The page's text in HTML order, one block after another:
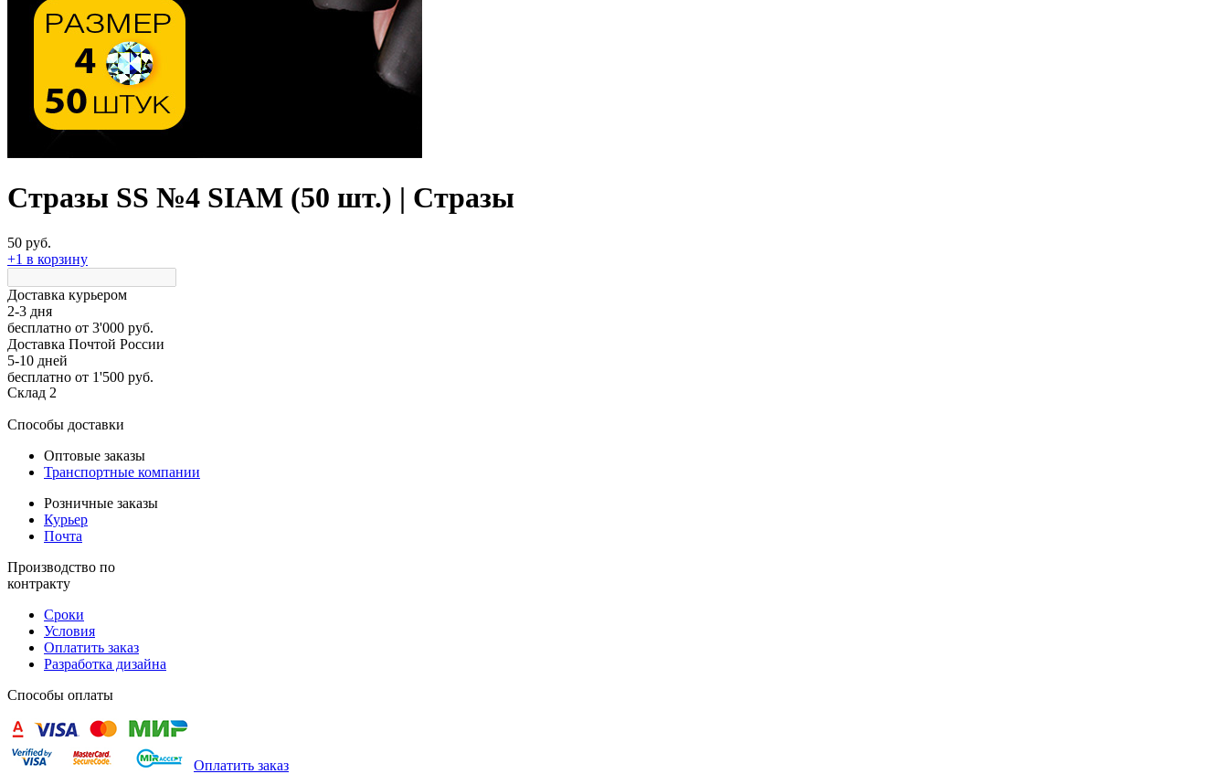
Стразы SS №4 SIAM (50 шт.) | Стразы
50 руб.
+1 в корзину
Доставка курьером
2-3 дня
бесплатно от 3'000 руб.
Доставка Почтой России
5-10 дней
бесплатно от 1'500 руб.
Склад 2
Способы доставки
Оптовые заказы
Транспортные компании
Розничные заказы
Курьер
Почта
Производство по
контракту
Сроки
Условия
Оплатить заказ
Разработка дизайна
Способы оплаты
Оплатить заказ